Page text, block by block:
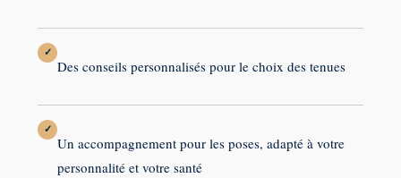
✓
Des conseils personnalisés pour le choix des tenues
✓
Un accompagnement pour les poses, adapté à votre
personnalité et votre santé